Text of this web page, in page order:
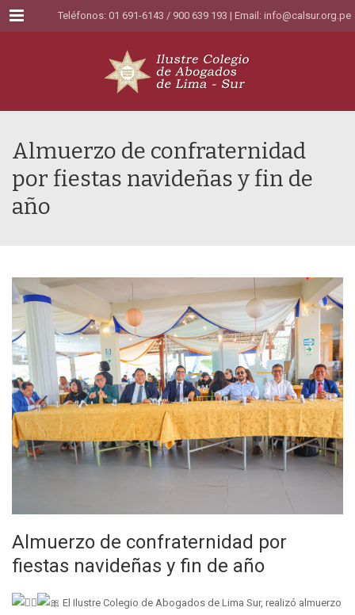
Menu Teléfonos: 01 691-6143 / 900 639 193 | Email: info@calsur.org.pe
Almuerzo de confraternidad
por fiestas navideñas y fin de
año
Almuerzo de confraternidad por
fiestas navideñas y fin de año
El Ilustre Colegio de Abogados de Lima Sur, realizó almuerzo